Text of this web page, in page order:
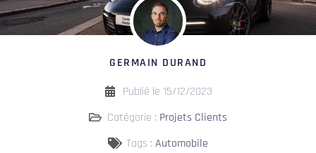
GERMAIN DURAND
Publié le 15/12/2023
Catégorie : Projets Clients
Tags : Automobile